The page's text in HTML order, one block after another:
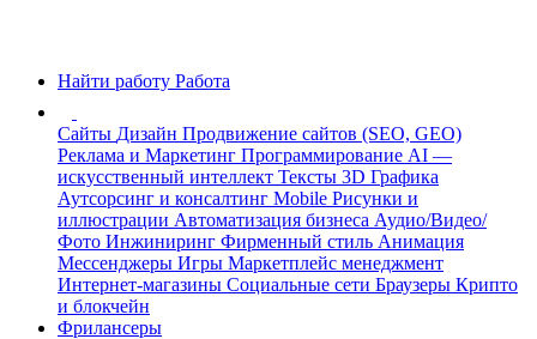
Найти работу Работа
Сайты Дизайн Продвижение сайтов (SEO, GEO)
Реклама и Маркетинг Программирование AI —
искусственный интеллект Тексты 3D Графика
Аутсорсинг и консалтинг Mobile Рисунки и
иллюстрации Автоматизация бизнеса Аудио/Видео/
Фото Инжиниринг Фирменный стиль Анимация
Мессенджеры Игры Маркетплейс менеджмент
Интернет-магазины Социальные сети Браузеры Крипто
и блокчейн
Фрилансеры